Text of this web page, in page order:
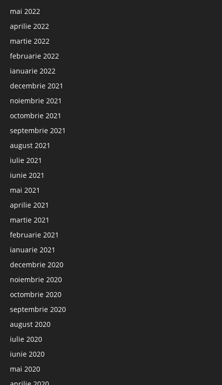
mai 2022
aprilie 2022
martie 2022
februarie 2022
ianuarie 2022
decembrie 2021
noiembrie 2021
octombrie 2021
septembrie 2021
august 2021
iulie 2021
iunie 2021
mai 2021
aprilie 2021
martie 2021
februarie 2021
ianuarie 2021
decembrie 2020
noiembrie 2020
octombrie 2020
septembrie 2020
august 2020
iulie 2020
iunie 2020
mai 2020